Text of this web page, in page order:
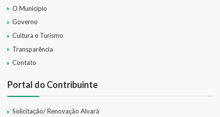
O Município
Governo
Cultura e Turismo
Transparência
Contato
Portal do Contribuinte
Solicitação/ Renovação Alvará